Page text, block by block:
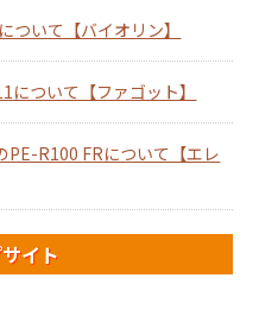
ついて【バイオリン】
について【ファゴット】
R100 FRについて【エレ
イト